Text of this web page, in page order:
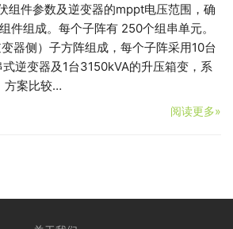
组件参数及逆变器的mppt电压范围，确
件组成。每个子阵有 250个组串单元。
器侧）子方阵组成，每个子阵采用10台
逆变器及1台3150kVA的升压箱变，系
方案比较…
阅读更多»